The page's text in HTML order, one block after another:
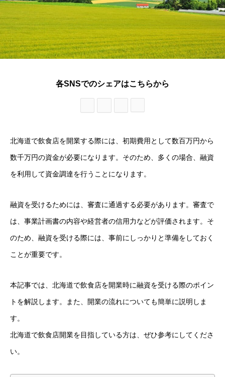
各SNSでのシェアはこちらから
北海道で飲食店を開業する際には、初期費用として数百万円から
数千万円の資金が必要になります。そのため、多くの場合、融資
を利用して資金調達を行うことになります。
融資を受けるためには、審査に通過する必要があります。審査で
は、事業計画書の内容や経営者の信用力などが評価されます。そ
のため、融資を受ける際には、事前にしっかりと準備をしておく
ことが重要です。
本記事では、北海道で飲食店を開業時に融資を受ける際のポイン
トを解説します。また、開業の流れについても簡単に説明しま
す。
北海道で飲食店開業を目指している方は、ぜひ参考にしてくださ
い。